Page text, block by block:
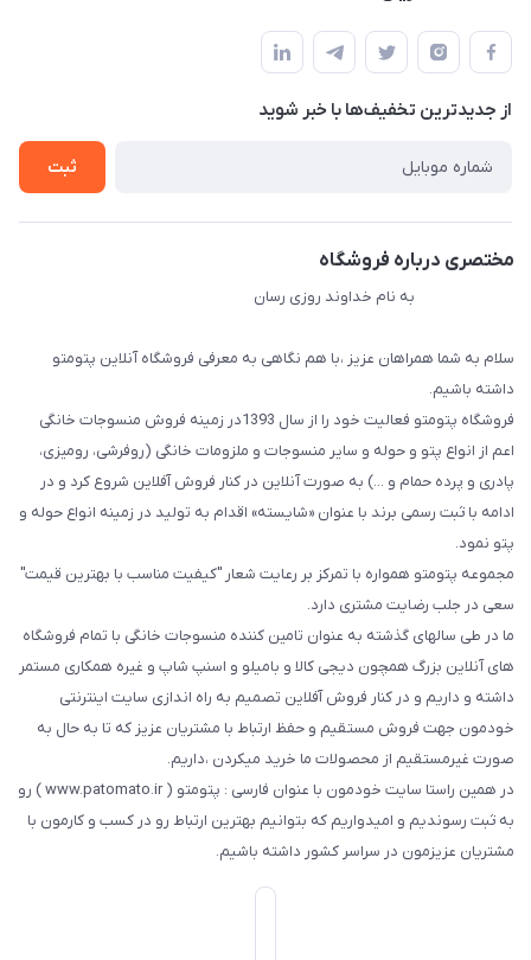
لیست محصولات
درباره ما
قوانین و مقررات
حریم خصوصی
راهنما
از جدید‌ترین تخفیف‌ها با‌ خبر شوید
ثبت
مختصری درباره فروشگاه
به نام خداوند روزی رسان
سلام به شما همراهان عزیز ،با هم نگاهی به معرفی فروشگاه آنلاین پتومتو
داشته باشیم.
فروشگاه پتومتو فعالیت خود را از سال 1393در زمینه فروش منسوجات خانگی
اعم از انواع پتو و حوله و سایر منسوجات و ملزومات خانگی (روفرشی، رومیزی،
پادری و پرده حمام و ...) به صورت آنلاین در کنار فروش آفلاین شروع کرد و در
ادامه با ثبت رسمی برند با عنوان «شایسته» اقدام به تولید در زمینه انواع حوله و
پتو نمود.
مجموعه پتومتو همواره با تمرکز بر رعایت شعار "کیفیت مناسب با بهترین قیمت"
سعی در جلب رضایت مشتری دارد.
ما در طی سالهای گذشته به عنوان تامین کننده منسوجات خانگی با تمام فروشگاه
های آنلاین بزرگ همچون دیجی کالا و بامیلو و اسنپ شاپ و غیره همکاری مستمر
داشته و داریم و در کنار فروش آفلاین تصمیم به راه اندازی سایت اینترنتی
خودمون جهت فروش مستقیم و حفظ ارتباط با مشتریان عزیز که تا به حال به
صورت غیرمستقیم از محصولات ما خرید میکردن ،داریم.
در همین راستا سایت خودمون با عنوان فارسی : پتومتو ( www.patomato.ir ) رو
به ثبت رسوندیم و امیدواریم که بتوانیم بهترین ارتباط رو در کسب و کارمون با
مشتریان عزیزمون در سراسر کشور داشته باشیم.